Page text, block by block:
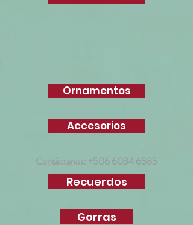
Ornamentos
Accesorios
Contáctanos: +506 6034 6585
Recuerdos
Gorras